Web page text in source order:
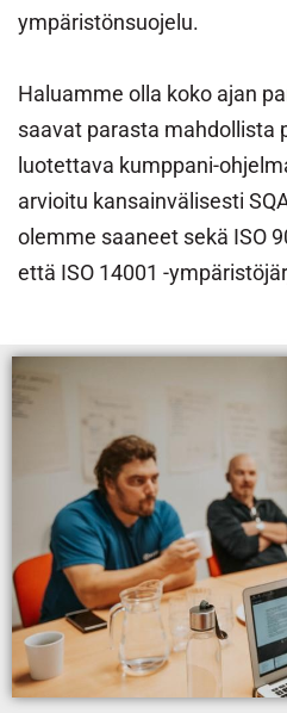
ympäristönsuojelu.
Haluamme olla koko ajan
saavat parasta mahdollista
luotettava kumppani-
arvioitu kansainvälisesti
olemme saaneet sekä ISO
että ISO 14001 -